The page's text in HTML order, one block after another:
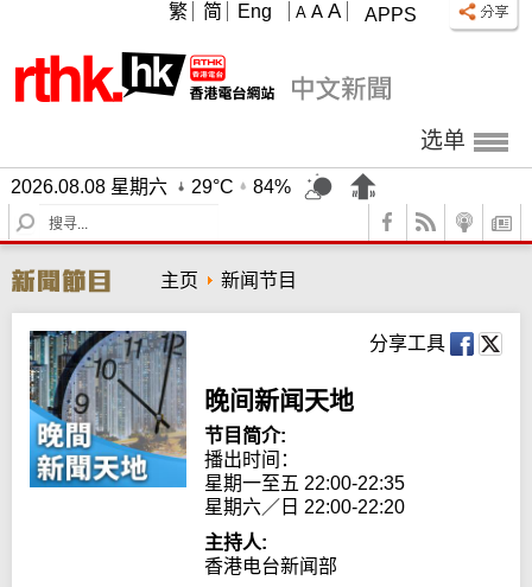
APPS
A A A
繁 简 Eng
选单
2026.08.08 星期六 29°C
84%
S
e
r
c
h
主页 新闻节目
分享工具
晚间新闻天地
节目简介:
播出时间：
星期一至五 22:00-22:35
星期六／日 22:00-22:20
主持人:
香港电台新闻部